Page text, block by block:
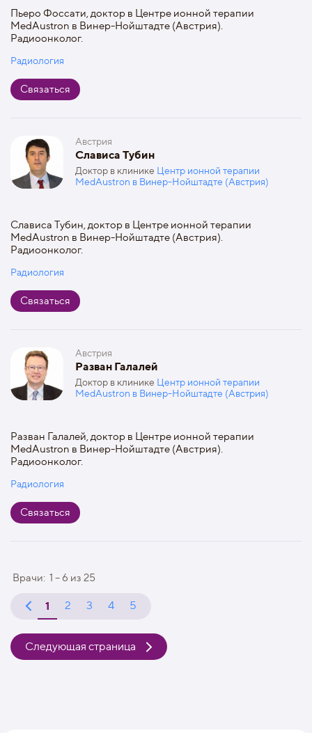
Пьеро Фоссати, доктор в Центре ионной терапии
MedAustron в Винер-Нойштадте (Австрия).
Радиоонколог.
Радиология
Связаться
Австрия
Слависа Тубин
Доктор в клинике Центр ионной терапии
MedAustron в Винер-Нойштадте (Австрия)
Слависа Тубин, доктор в Центре ионной терапии
MedAustron в Винер-Нойштадте (Австрия).
Радиоонколог.
Радиология
Связаться
Австрия
Разван Галалей
Доктор в клинике Центр ионной терапии
MedAustron в Винер-Нойштадте (Австрия)
Разван Галалей, доктор в Центре ионной терапии
MedAustron в Винер-Нойштадте (Австрия).
Радиоонколог.
Радиология
Связаться
Врачи: 1 – 6 из 25
1 2 3 4 5
Следующая страница